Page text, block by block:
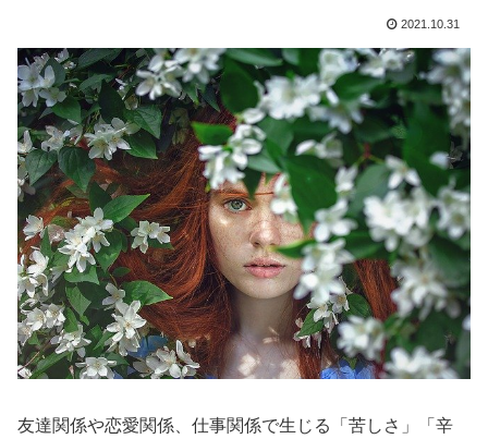
2021.10.31
友達関係や恋愛関係、仕事関係で生じる「苦しさ」「辛